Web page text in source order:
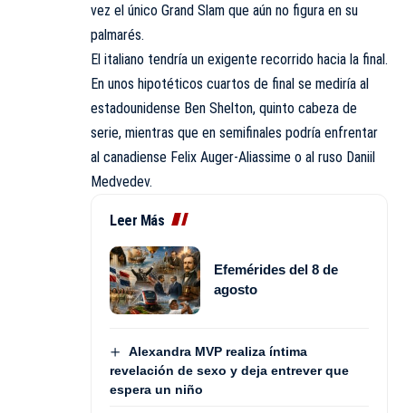
vez el único Grand Slam que aún no figura en su
palmarés.
El italiano tendría un exigente recorrido hacia la final.
En unos hipotéticos cuartos de final se mediría al
estadounidense Ben Shelton, quinto cabeza de
serie, mientras que en semifinales podría enfrentar
al canadiense Felix Auger-Aliassime o al ruso Daniil
Medvedev.
Leer Más
Efemérides del 8 de
agosto
Alexandra MVP realiza íntima
revelación de sexo y deja entrever que
espera un niño